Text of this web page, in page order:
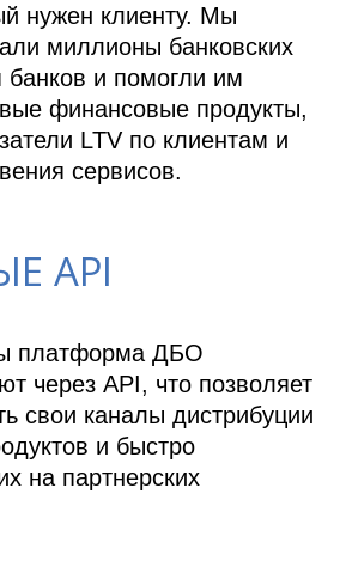
нужен клиенту. Мы
миллионы банковских
банков и помогли им
финансовые продукты,
LTV по клиентам и
API
платформа ДБО
через API, что позволяет
свои каналы дистрибуции
и быстро
на партнерских